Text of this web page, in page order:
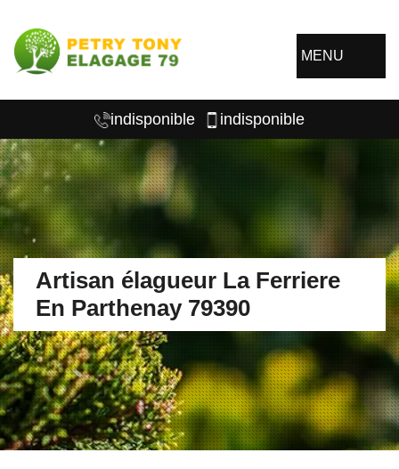
MENU
indisponible indisponible
Artisan élagueur La Ferriere
En Parthenay 79390